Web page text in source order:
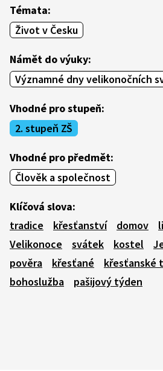
Témata:
Život v Česku
Námět do výuky:
Významné dny velikonočních
Vhodné pro stupeň:
2. stupeň ZŠ
Vhodné pro předmět:
Člověk a společnost
Klíčová slova:
tradice
křesťanství domov
Velikonoce
svátek kostel
pověra
křesťané
křesťanské
bohoslužba
pašijový týden